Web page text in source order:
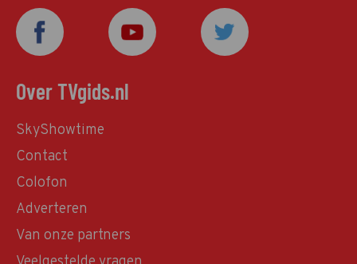
Over TVgids.nl
SkyShowtime
Contact
Colofon
Adverteren
Van onze partners